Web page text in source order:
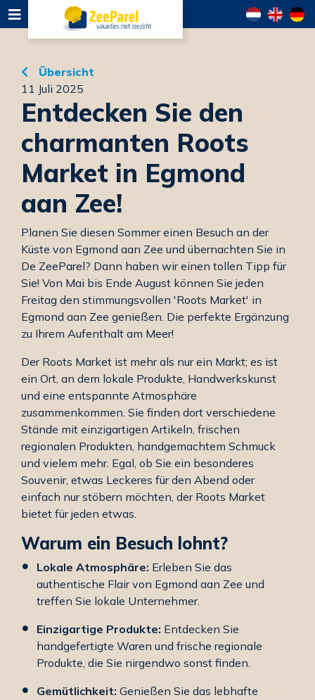
Übersicht
11 Juli 2025
Entdecken Sie den
charmanten Roots
Market in Egmond
aan Zee!
Planen Sie diesen Sommer einen Besuch an der
Küste von Egmond aan Zee und übernachten Sie in
De ZeeParel? Dann haben wir einen tollen Tipp für
Sie! Von Mai bis Ende August können Sie jeden
Freitag den stimmungsvollen 'Roots Market' in
Egmond aan Zee genießen. Die perfekte Ergänzung
zu Ihrem Aufenthalt am Meer!
Der Roots Market ist mehr als nur ein Markt; es ist
ein Ort, an dem lokale Produkte, Handwerkskunst
und eine entspannte Atmosphäre
zusammenkommen. Sie finden dort verschiedene
Stände mit einzigartigen Artikeln, frischen
regionalen Produkten, handgemachtem Schmuck
und vielem mehr. Egal, ob Sie ein besonderes
Souvenir, etwas Leckeres für den Abend oder
einfach nur stöbern möchten, der Roots Market
bietet für jeden etwas.
Warum ein Besuch lohnt?
Lokale Atmosphäre: Erleben Sie das
authentische Flair von Egmond aan Zee und
treffen Sie lokale Unternehmer.
Einzigartige Produkte: Entdecken Sie
handgefertigte Waren und frische regionale
Produkte, die Sie nirgendwo sonst finden.
Gemütlichkeit: Genießen Sie das lebhafte